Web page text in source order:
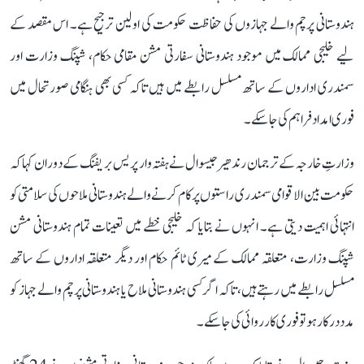
ہندوستانی پرچم والے جہازوں کی حفاظت حکومت کی اولین ترجیح ہے۔ اس مقصد کے
لیے خلیجی ممالک میں موجود ہندوستانی سفارتی مشن مقامی حکام، شپنگ وزارت اور
سمندری اداروں کے ساتھ مسلسل رابطے میں ہیں تاکہ کسی بھی ہنگامی صورتحال میں
فوری امداد فراہم کی جا سکے۔
وزارتِ خارجہ کے ترجمان رندھیر جیسوال نے ہفتہ وار پریس بریفنگ کے دوران کہا کہ
حکومت بین الاقوامی سمندری راستوں پر کام کرنے والے ہندوستانی ملاحوں کی سلامتی کو
انتہائی اہمیت دیتی ہے۔ انہوں نے بتایا کہ خلیجی خطے میں تعینات تمام ہندوستانی مشن
شپنگ وزارت، متعلقہ ممالک کے میری ٹائم حکام اور دیگر متعلقہ اداروں کے ساتھ
مسلسل رابطے میں رہتے ہیں، تاکہ اگر کسی ہندوستانی ملاح یا ہندوستانی پرچم والے جہاز کو
مدد درکار ہو تو فوری کارروائی کی جا سکے۔